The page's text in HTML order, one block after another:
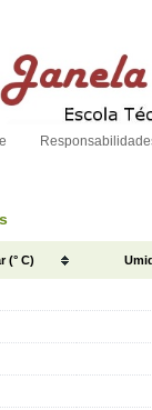
(° C)